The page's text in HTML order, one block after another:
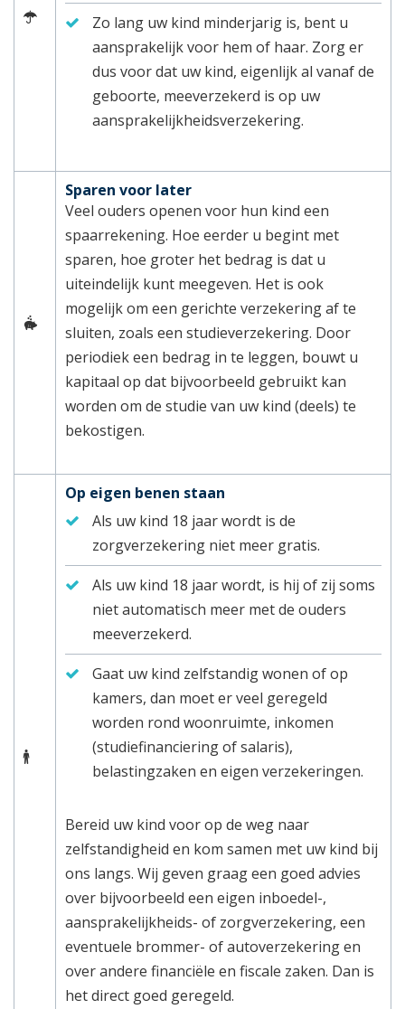
Zo lang uw kind minderjarig is, bent u
aansprakelijk voor hem of haar. Zorg er
dus voor dat uw kind, eigenlijk al vanaf de
geboorte, meeverzekerd is op uw
aansprakelijkheidsverzekering.
Sparen voor later
Veel ouders openen voor hun kind een
spaarrekening. Hoe eerder u begint met
sparen, hoe groter het bedrag is dat u
uiteindelijk kunt meegeven. Het is ook
mogelijk om een gerichte verzekering af te
sluiten, zoals een studieverzekering. Door
periodiek een bedrag in te leggen, bouwt u
kapitaal op dat bijvoorbeeld gebruikt kan
worden om de studie van uw kind (deels) te
bekostigen.
Op eigen benen staan
Als uw kind 18 jaar wordt is de
zorgverzekering niet meer gratis.
Als uw kind 18 jaar wordt, is hij of zij soms
niet automatisch meer met de ouders
meeverzekerd.
Gaat uw kind zelfstandig wonen of op
kamers, dan moet er veel geregeld
worden rond woonruimte, inkomen
(studiefinanciering of salaris),
belastingzaken en eigen verzekeringen.
Bereid uw kind voor op de weg naar
zelfstandigheid en kom samen met uw kind bij
ons langs. Wij geven graag een goed advies
over bijvoorbeeld een eigen inboedel-,
aansprakelijkheids- of zorgverzekering, een
eventuele brommer- of autoverzekering en
over andere financiële en fiscale zaken. Dan is
het direct goed geregeld.